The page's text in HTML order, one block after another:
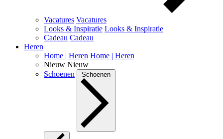
Vacatures Vacatures
Looks & Inspiratie Looks & Inspiratie
Cadeau Cadeau
Heren
Home | Heren Home | Heren
Nieuw Nieuw
Schoenen
Schoenen